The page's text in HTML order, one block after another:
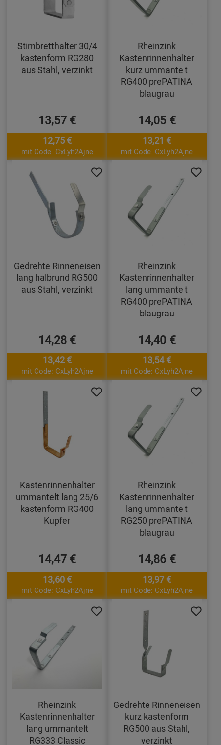
Stirnbretthalter 30/4
kastenform RG280
aus Stahl, verzinkt
13,57 €
12,75 €
mit Code: CxLyh2Ajne
Rheinzink
Kastenrinnenhalter
kurz ummantelt
RG400 prePATINA
blaugrau
14,05 €
13,21 €
mit Code: CxLyh2Ajne
Gedrehte Rinneneisen
lang halbrund RG500
aus Stahl, verzinkt
14,28 €
13,42 €
mit Code: CxLyh2Ajne
Rheinzink
Kastenrinnenhalter
lang ummantelt
RG400 prePATINA
blaugrau
14,40 €
13,54 €
mit Code: CxLyh2Ajne
Kastenrinnenhalter
ummantelt lang 25/6
kastenform RG400
Kupfer
14,47 €
13,60 €
mit Code: CxLyh2Ajne
Rheinzink
Kastenrinnenhalter
lang ummantelt
RG250 prePATINA
blaugrau
14,86 €
13,97 €
mit Code: CxLyh2Ajne
Rheinzink
Kastenrinnenhalter
lang ummantelt
RG333 Classic
Gedrehte Rinneneisen
kurz kastenform
RG500 aus Stahl,
verzinkt